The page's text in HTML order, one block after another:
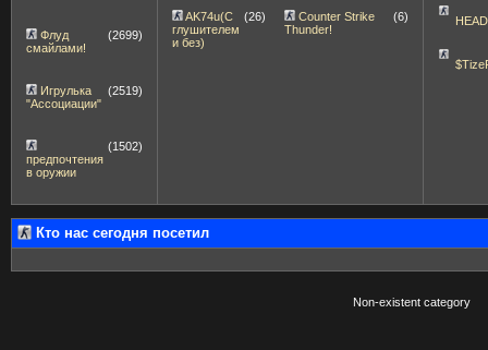
Флуд
смайлами!
(2699)
Игрулька
"Ассоциации"
(2519)
предпочтения
в оружии
(1502)
AK74u(С
глушителем
и без)
(26)
Counter Strike
Thunder!
(6)
Кто нас сегодня посетил
Non-existent category